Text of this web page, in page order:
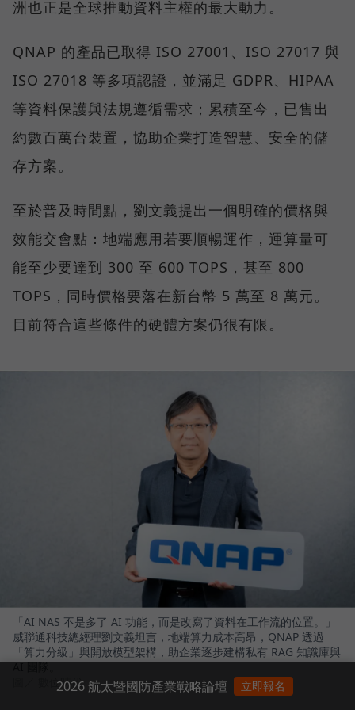
洲也正是全球推動資料主權的最大動力。
QNAP 的產品已取得 ISO 27001、ISO 27017 與
ISO 27018 等多項認證，並滿足 GDPR、HIPAA
等資料保護與法規遵循需求；累積至今，已售出
約數百萬台裝置，協助企業打造智慧、安全的儲
存方案。
至於普及時間點，劉文義提出一個明確的價格與
效能交會點：地端應用若要順暢運作，運算量可
能至少要達到 300 至 600 TOPS，甚至 800
TOPS，同時價格要落在新台幣 5 萬至 8 萬元。
目前符合這些條件的硬體方案仍很有限。
「AI NAS 不是多了 AI 功能，而是改寫了資料在工作流的位置。」
威聯通科技總經理劉文義坦言，地端算力成本高昂，QNAP 透過
「算力分級」與開放模型架構，助企業逐步建構私有 RAG 知識庫與
AI 團隊。
圖／ 數位時代2026 航太暨國防產業戰略論壇 立即報名